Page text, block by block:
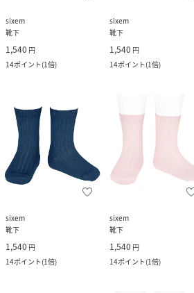
sixem
靴下
1,540 円
14ポイント(1倍)
sixem
靴下
1,540 円
14ポイント(1倍)
sixem
靴下
1,540 円
14ポイント(1倍)
sixem
靴下
1,540 円
14ポイント(1倍)